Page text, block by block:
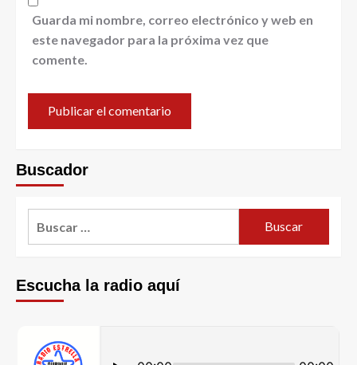
Guarda mi nombre, correo electrónico y web en
este navegador para la próxima vez que
comente.
Buscador
Escucha la radio aquí